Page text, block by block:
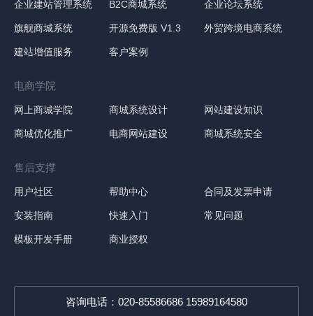
企业建站管理系统 B2C商城系统 企业论坛系统
旗舰商城系统 开源免费版 V1.3 外贸跨境电商系统
建站增值服务 客户案例
电商学院
网上商城学院 商城系统设计 网站建设知识
商城优化推广 电商网站建设 商城系统安全
售后支撑
用户社区 帮助中心 合同及发票申请
安装指南 快速入门 常见问题
模板开发手册 商业授权
咨询电话：020-85586686 15989164580